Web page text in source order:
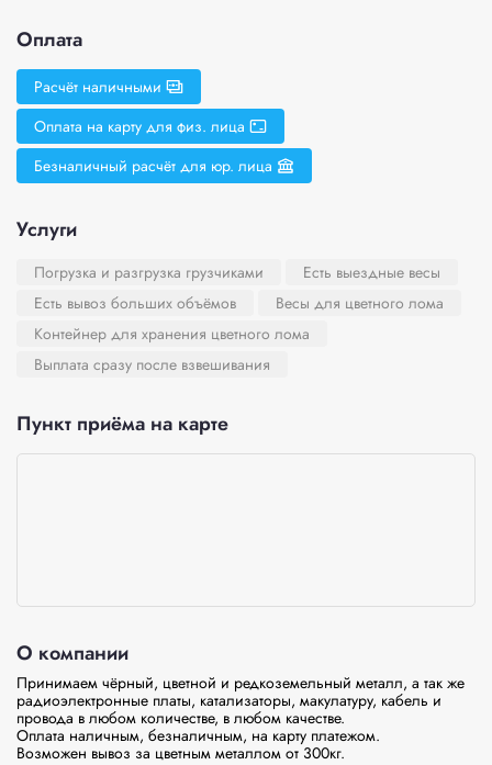
Оплата
Расчёт наличными
Оплата на карту для физ. лица
Безналичный расчёт для юр. лица
Услуги
Погрузка и разгрузка грузчиками
Есть выездные весы
Есть вывоз больших объёмов
Весы для цветного лома
Контейнер для хранения цветного лома
Выплата сразу после взвешивания
Пункт приёма на карте
О компании
Принимаем чёрный, цветной и редкоземельный металл, а так же
радиоэлектронные платы, катализаторы, макулатуру, кабель и
провода в любом количестве, в любом качестве.
Оплата наличным, безналичным, на карту платежом.
Возможен вывоз за цветным металлом от 300кг.